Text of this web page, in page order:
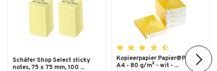
Schäfer Shop Select sticky
notes, 75 x 75 mm, 100 ...
Kopieerpapier Papier@Print -
A4 - 80 g/m² - wit - ...